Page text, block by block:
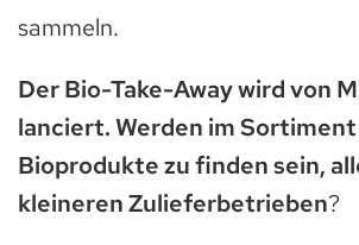
sammeln.
Der Bio-Take-Away wird von
lanciert. Werden im
Bioprodukte zu finden sein,
kleineren Zulieferbetrieben?